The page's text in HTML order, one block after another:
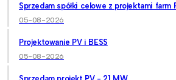
Sprzedam spółki celowe z projektami farm
05-08-2026
Projektowanie PV i BESS
05-08-2026